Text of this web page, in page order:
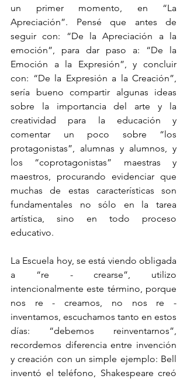
un primer momento, en “La
Apreciación”. Pensé que antes de
seguir con: “De la Apreciación a la
emoción”, para dar paso a: “De la
Emoción a la Expresión”, y concluir
con: “De la Expresión a la Creación”,
sería bueno compartir algunas ideas
sobre la importancia del arte y la
creatividad para la educación y
comentar un poco sobre “los
protagonistas”, alumnas y alumnos, y
los “coprotagonistas” maestras y
maestros, procurando evidenciar que
muchas de estas características son
fundamentales no sólo en la tarea
artística, sino en todo proceso
educativo.
La Escuela hoy, se está viendo obligada
a “re - crearse”, utilizo
intencionalmente este término, porque
nos re - creamos, no nos re -
inventamos, escuchamos tanto en estos
días: “debemos reinventarnos”,
recordemos diferencia entre invención
y creación con un simple ejemplo: Bell
inventó el teléfono, Shakespeare creó